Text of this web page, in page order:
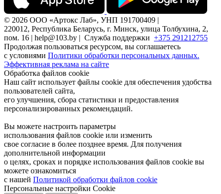
© 2026 ООО «Артокс Лаб», УНП 191700409 |
220012, Республика Беларусь, г. Минск, улица Толбухина, 2,
пом. 16 | help@103.by | Служба поддержки +375 291212755
Продолжая пользоваться ресурсом, вы соглашаетесь
с условиями Политики обработки персональных данных.
Эффективная реклама на сайте
Обработка файлов cookie
Наш сайт использует файлы cookie для обеспечения удобства
пользователей сайта,
его улучшения, сбора статистики и предоставления
персонализированных рекомендаций.
Вы можете настроить параметры
использования файлов cookie или изменить
свое согласие в более позднее время. Для получения
дополнительной информации
о целях, сроках и порядке использования файлов cookie вы
можете ознакомиться
с нашей Политикой обработки файлов cookie
Персональные настройки Cookie